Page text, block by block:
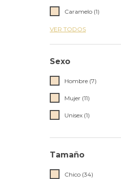
Caramelo (1)
VER TODOS
Sexo
Hombre (7)
Mujer (11)
Unisex (1)
Tamaño
Chico (34)